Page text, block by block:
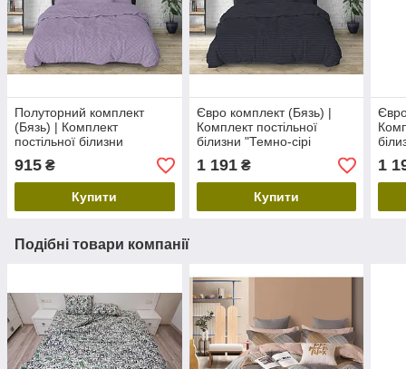
Полуторний комплект
(Бязь) | Комплект
постільної білизни
"Фіолетові ромби" |
Простирадло 150х220 см
915 ₴
Купити
Євро комплект (Бязь) |
Комплект постільної
білизни "Темно-сірі
полоси" | Простирадло
240х220 см
1 191₴
Купити
|
1
Подібні товари компанії